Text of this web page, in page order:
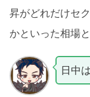
昇がどれだけセ
かといった相場
日中